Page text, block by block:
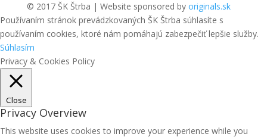
© 2017 ŠK Štrba | Website sponsored by originals.sk
Používaním stránok prevádzkovaných ŠK Štrba súhlasíte s
používaním cookies, ktoré nám pomáhajú zabezpečiť lepšie služby.
Súhlasím
Privacy & Cookies Policy
Close
Privacy Overview
This website uses cookies to improve your experience while you